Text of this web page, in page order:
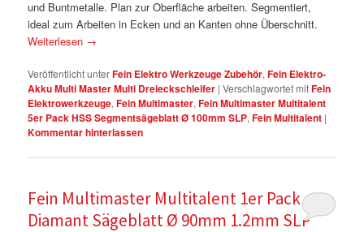
und Buntmetalle. Plan zur Oberfläche arbeiten. Segmentiert,
ideal zum Arbeiten in Ecken und an Kanten ohne Überschnitt.
Weiterlesen →
Veröffentlicht unterFein Elektro Werkzeuge Zubehör,Fein Elektro-
Akku Multi Master Multi Dreieckschleifer |Verschlagwortet mitFein
Elektrowerkzeuge,Fein Multimaster,Fein Multimaster Multitalent
5er Pack HSS Segmentsägeblatt Ø 100mm SLP,Fein Multitalent |
Kommentar hinterlassen
Fein Multimaster Multitalent 1er Pack
Diamant Sägeblatt Ø 90mm 1.2mm SLP